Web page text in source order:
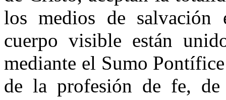
los medios de salvación
cuerpo visible están
mediante el Sumo
de la profesión de fe, de